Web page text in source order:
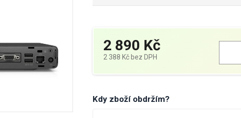
2 890 Kč
2 388 Kč bez DPH
Kdy zboží obdržím?